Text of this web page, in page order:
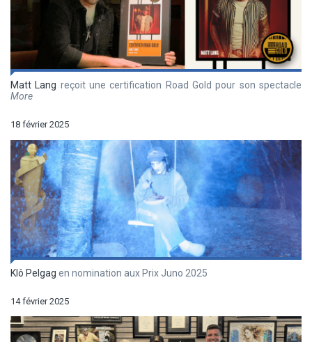
Matt Lang reçoit une certification Road Gold pour son spectacle
More
18 février 2025
Klô Pelgag en nomination aux Prix Juno 2025
14 février 2025